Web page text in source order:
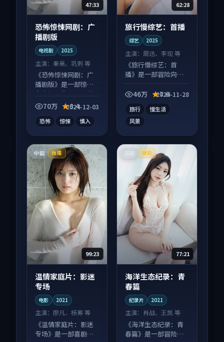
47:33
恐怖惊悚网剧：广
播剧版
电视剧 2025
主演： 秦昊、巩俐 等
《恐怖惊悚网剧：广
播剧版》是一部惊悚
向电视剧作品，口碑
持续发酵，适合周末
70万 8.4
2024-12-03
恐怖 惊悚 慎入
62:28
旅行慢综艺：首播
综艺 2025
主演： 周迅、李现 等
《旅行慢综艺：首
播》是一部冒险向综
观看，细节更丰富。
46万 7.6
2024-11-28
旅行
慢生活
风景
中国 独播
99:23
温情家庭片：影迷
专场
电影 2021
主演： 廖凡、杨幂 等
《温情家庭片：影迷
专场》是一部喜剧向
臻彩
77:21
海洋生态纪录：青
春篇
纪录片 2021
主演： 肖战、王凯 等
《海洋生态纪录：青
春篇》是一部冒险向